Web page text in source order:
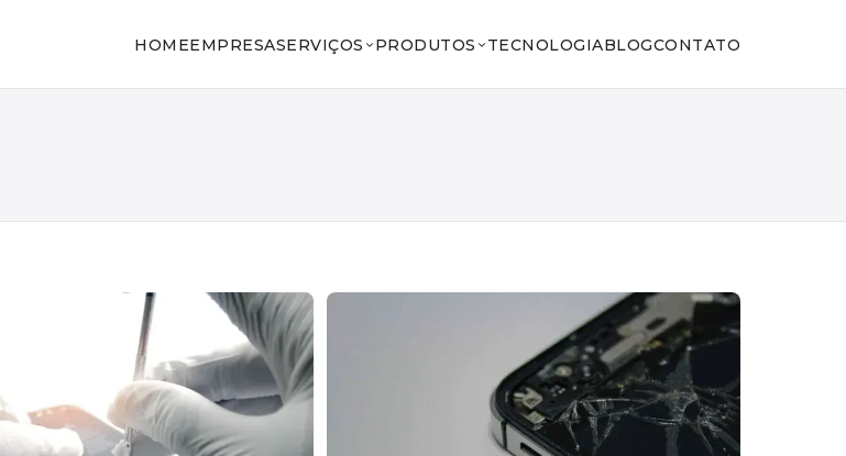
HOMEEMPRESASERVIÇOS PRODUTOS TECNOLOGIABLOGCONTATO